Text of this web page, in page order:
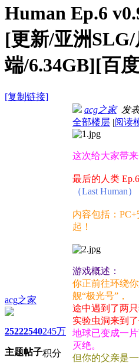
Human Ep.6
[更新/亚洲
端/6.34GB][百
[复制链接]
acg之家
2522
主题
2540
帖子
245万
积分
acg之家发表
全部楼层 |阅读
这次给大家带
最后的人类
（Last Human）
内容包括：
起！
游戏概述：
你正前往环绕
舰“极光号”，
途中遇到了两
实验虫洞来到了
地球已变成一
灭绝。
但你的父亲是